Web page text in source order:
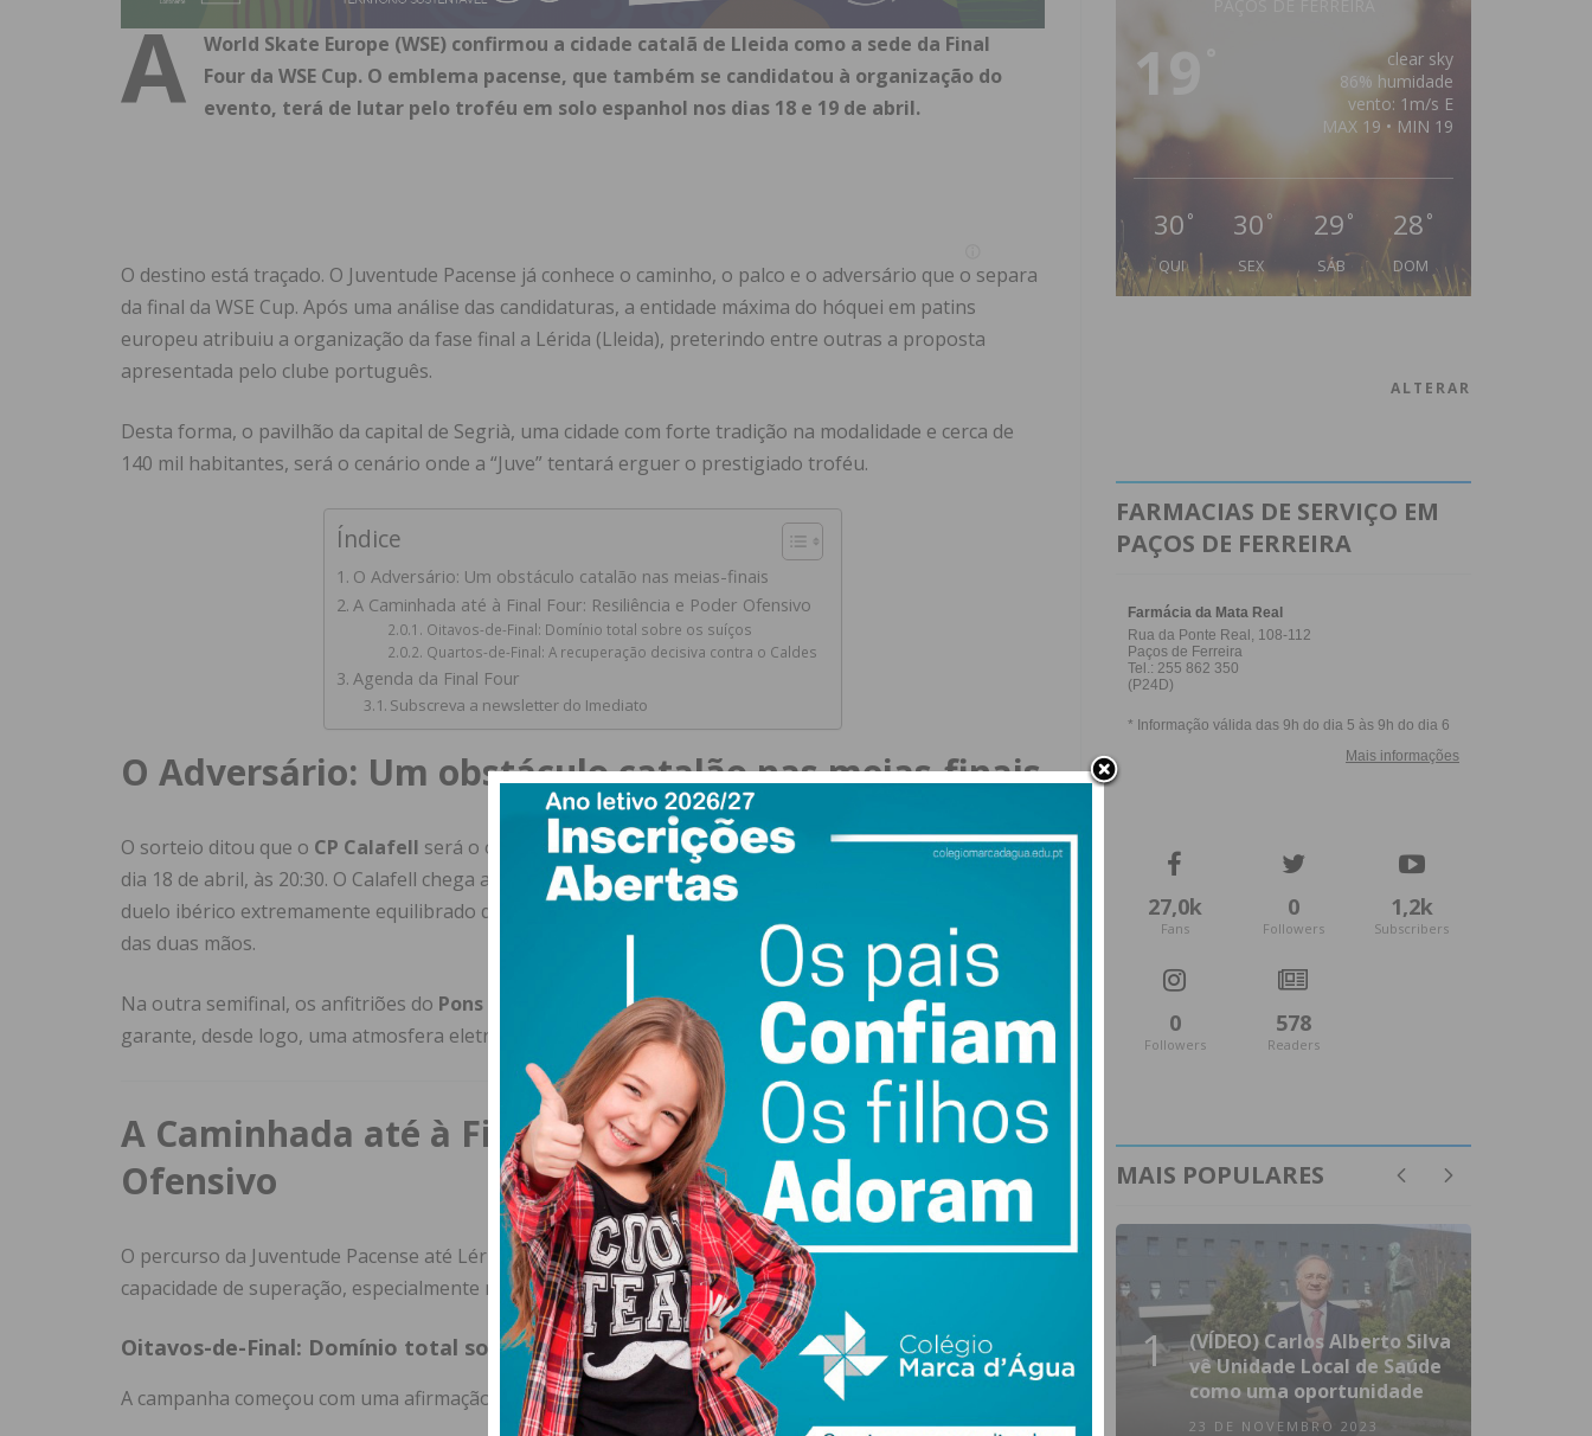
A
World Skate Europe (WSE) confirmou a cidade catalã de Lleida como a sede da Final
Four da WSE Cup. O emblema pacense, que também se candidatou à organização do
evento, terá de lutar pelo troféu em solo espanhol nos dias 18 e 19 de abril.
O destino está traçado. O Juventude Pacense já conhece o caminho, o palco e o adversário que o separa
da final da WSE Cup. Após uma análise das candidaturas, a entidade máxima do hóquei em patins
europeu atribuiu a organização da fase final a Lérida (Lleida), preterindo entre outras a proposta
apresentada pelo clube português.
Desta forma, o pavilhão da capital de Segrià, uma cidade com forte tradição na modalidade e cerca de
140 mil habitantes, será o cenário onde a “Juve” tentará erguer o prestigiado troféu.
Índice
O Adversário: Um obstáculo catalão nas meias-finais
A Caminhada até à Final Four: Resiliência e Poder Ofensivo
Oitavos-de-Final: Domínio total sobre os suíços
Quartos-de-Final: A recuperação decisiva contra o Caldes
Agenda da Final Four
Subscreva a newsletter do Imediato
O Adversário: Um obstáculo catalão nas meias-finais
O sorteio ditou que o CP Calafell será o oponente do Juventude Pacense na semifinal, agendada para o
dia 18 de abril, às 20:30. O Calafell chega a esta fase após eliminar o HC Braga nos quartos-de-final, num
duelo ibérico extremamente equilibrado que se decidiu por apenas um golo de diferença no conjunto
das duas mãos.
Na outra semifinal, os anfitriões do Pons Lleida enfrentarão os italianos doHRC Monza, o que
garante, desde logo, uma atmosfera eletrizante para o fim de semana de todas as decisões.
A Caminhada até à Final Four: Resiliência e Poder
Ofensivo
O percurso da Juventude Pacense até Lérida foi marcado por exibições consistentes e uma boa
capacidade de superação, especialmente nos momentos de maior pressão.
Oitavos-de-Final: Domínio total sobre os suíços
A campanha começou com uma afirmação categórica frente ao RHC Diessbach
19
clear sky
86% humidade
vento: 1m/s E
MAX 19 • MIN 19
30 °
QUI
30 °
SEX
29 °
SÁB
28 °
DOM
ALTERAR
FARMACIAS DE SERVIÇO EM
PAÇOS DE FERREIRA
27,0k
Fans
0
Followers
1,2k
Subscribers
0
Followers
578
Readers
MAIS POPULARES
1
(VÍDEO) Carlos Alberto Silva
vê Unidade Local de Saúde
como uma oportunidade
23 DE NOVEMBRO 2023